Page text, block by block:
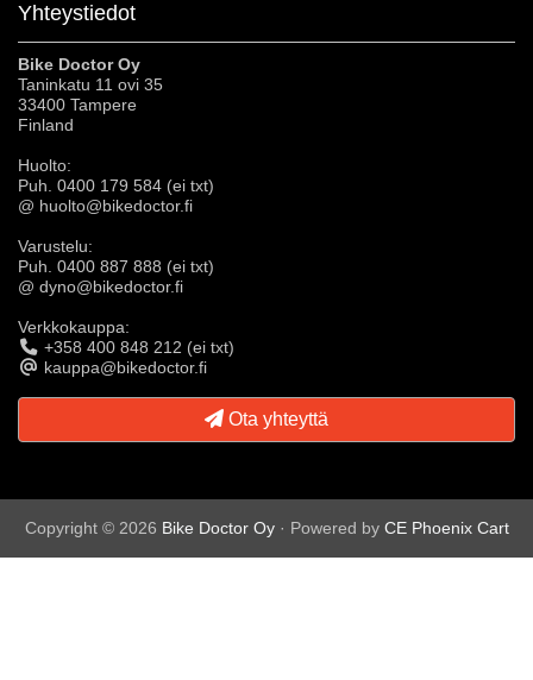
Yhteystiedot
Bike Doctor Oy
Taninkatu 11 ovi 35
33400 Tampere
Finland
Huolto:
Puh. 0400 179 584 (ei txt)
@ huolto@bikedoctor.fi
Varustelu:
Puh. 0400 887 888 (ei txt)
@ dyno@bikedoctor.fi
Verkkokauppa:
+358 400 848 212 (ei txt)
kauppa@bikedoctor.fi
Ota yhteyttä
Copyright © 2026 Bike Doctor Oy· Powered by CE Phoenix Cart